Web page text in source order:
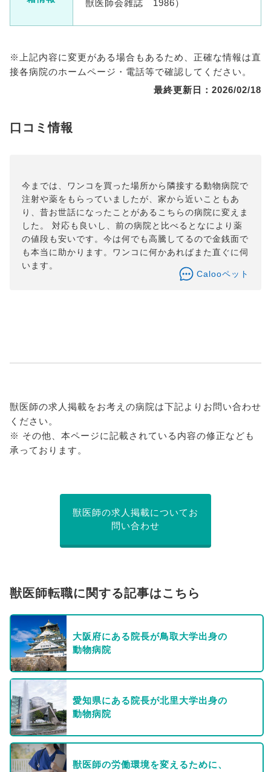
獣医師会雑誌 1986）
※上記内容に変更がある場合もあるため、正確な情報は直
接各病院のホームページ・電話等で確認してください。
最終更新日：2026/02/18
口コミ情報
今までは、ワンコを買った場所から隣接する動物病院で
注射や薬をもらっていましたが、家から近いこともあ
り、昔お世話になったことがあるこちらの病院に変えま
した。 対応も良いし、前の病院と比べるとなにより薬
の値段も安いです。今は何でも高騰してるので金銭面で
も本当に助かります。ワンコに何かあればまた直ぐに伺
います。
Calooペット
獣医師の求人掲載をお考えの病院は下記よりお問い合わせ
ください。
※ その他、本ページに記載されている内容の修正なども
承っております。
獣医師の求人掲載についてお
問い合わせ
獣医師転職に関する記事はこちら
大阪府にある院長が鳥取大学出身の
動物病院
愛知県にある院長が北里大学出身の
動物病院
獣医師の労働環境を変えるために、